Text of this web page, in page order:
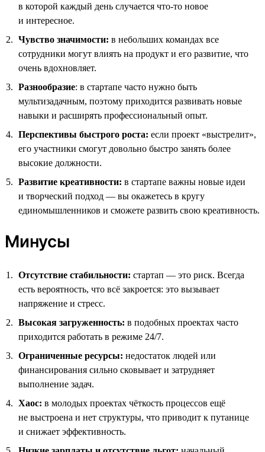
в которой каждый день случается что-то новое
и интересное.
Чувство значимости: в небольших командах все
сотрудники могут влиять на продукт и его развитие, что
очень вдохновляет.
Разнообразие: в стартапе часто нужно быть
мультизадачным, поэтому приходится развивать новые
навыки и расширять профессиональный опыт.
Перспективы быстрого роста: если проект «выстрелит»,
его участники смогут довольно быстро занять более
высокие должности.
Развитие креативности: в стартапе важны новые идеи
и творческий подход — вы окажетесь в кругу
единомышленников и сможете развить свою креативность.
Минусы
Отсутствие стабильности: стартап — это риск. Всегда
есть вероятность, что всё закроется: это вызывает
напряжение и стресс.
Высокая загруженность: в подобных проектах часто
приходится работать в режиме 24/7.
Ограниченные ресурсы: недостаток людей или
финансирования сильно сковывает и затрудняет
выполнение задач.
Хаос: в молодых проектах чёткость процессов ещё
не выстроена и нет структуры, что приводит к путанице
и снижает эффективность.